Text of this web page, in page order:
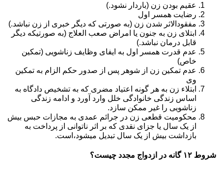
عقیم بودن زن (باردار نشود.)
رضایت همسر اول
مفقودالاثر شدن زن (به صورتی که دیگر خبری از زن نباشد.)
ابتلای زن به جنون یا امراض صعب العلاج (به صورتیکه دیگر
قابل درمان نباشد.)
عدم قدرت همسر اول به ایفای وظایف زناشویی (تمکین
خاص)
عدم تمکین زن از شوهر پس از صدور حکم الزام به تمکین
وی
ابتلاء زن به هر گونه اعتیاد مضری که به تشخیص دادگاه به
اساس زندگی خانوادگی خلل وارد آورد و ادامه زندگی
زناشویی را غیر ممکن سازد.
محکومیت قطعی زن در جرائم عمدی به مجازات حبس بیش
از یک سال یا جزای نقدی که بر اثر ناتوانی از پرداخت به
بازداشت بیش از یک سال تبدیل می‎شود،است.
شروط ۱۲ گانه در ازدواج مجدد چیست؟